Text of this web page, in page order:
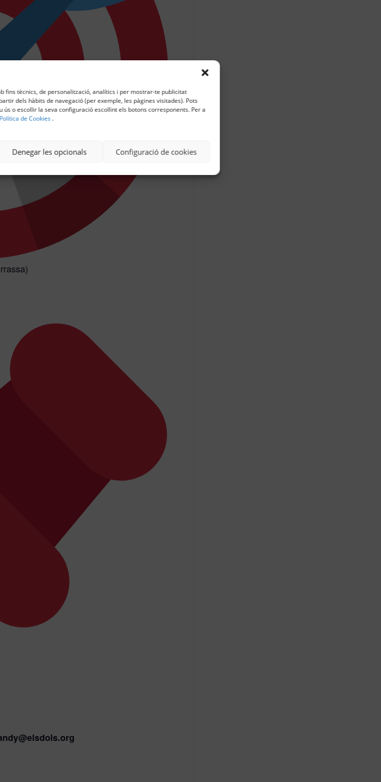
fins tècnics, de personalització, analítics i per mostrar-te publicitat
dels hàbits de navegació (per exemple, les pàgines visitades). Pots
o escollir la seva configuració escollint els botons corresponents. Per a
Política de Cookies .
Denegar les opcionals Configuració de cookies